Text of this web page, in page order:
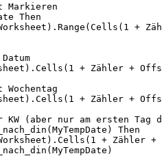
Markieren
Then
+
Datum
+ Zähler +
Wochentag
+ Zähler +
KW (aber nur am ersten Tag
Then
+ Zähler